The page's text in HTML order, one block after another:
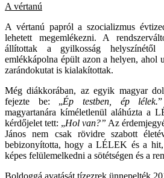
A vértanú
A vértanú papról a szocializmus
lehetett megemlékezni. A
állítottak a gyilkosság helyszínétől
emlékkápolna épült azon a helyen, ahol
zarándokutat is kialakítottak.
Még diákkorában, az egyik magyar
fejezte be: „Ép testben, ép lélek.
magyartanára kíméletlenül aláhúzta a
kérdőjelet tett: „Hol van?” Az
János nem csak rövidre szabott
bebizonyította, hogy a LÉLEK és a hit,
képes felülemelkedni a sötétségen és a
Boldoggá avatását tízezrek ünnepelték